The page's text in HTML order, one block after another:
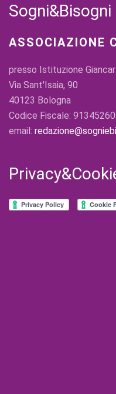
Sogni&Bisogni
ASSOCIAZIONE
presso Istituzione
Via Sant'Isaia, 90
40123 Bologna
Codice Fiscale:
email: